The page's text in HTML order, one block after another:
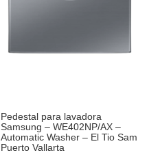
Pedestal para lavadora
Samsung – WE402NP/AX –
Automatic Washer – El Tio Sam
Puerto Vallarta